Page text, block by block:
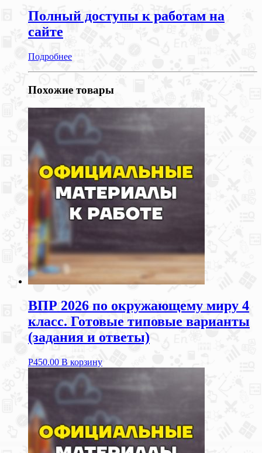
Полный доступы к работам на
сайте
Подробнее
Похожие товары
ВПР 2026 по окружающему миру 4
класс. Готовые типовые варианты
(задания и ответы)
Р450.00 В корзину